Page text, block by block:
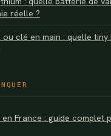
réelle ?
ou clé en main : quelle
France : guide complet